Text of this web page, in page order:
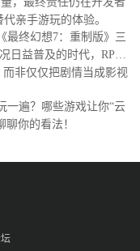
亲手游玩的体验。
终幻想7：重制版》三
日益普及的时代，RPG
非仅仅把剧情当成影视
遍？哪些游戏让你“云
你的看法！